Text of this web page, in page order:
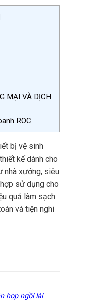
MẠI VÀ DỊCH
ROC
bị vệ sinh
kế dành cho
nhà xưởng, siêu
sử dụng cho
quả làm sạch
và tiện nghi
hợp ngồi lái